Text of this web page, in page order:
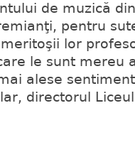
de muzică
pentru
lor
le sunt mereu
alese
directorul